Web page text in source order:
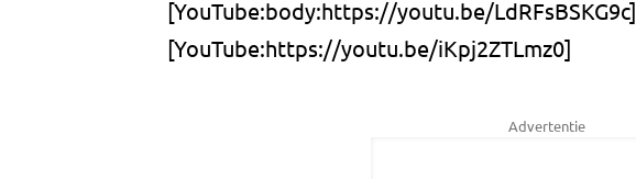
[YouTube:body:https://youtu.be/LdRFsBSKG9c]
[YouTube:https://youtu.be/iKpj2ZTLmz0]
Advertentie